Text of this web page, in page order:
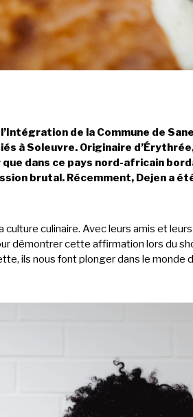
de la Commune de
à Soleuvre. Originaire
dans ce pays nord-africain
brutal. Récemment, Dejen a
culinaire. Avec leurs amis et
démontrer cette affirmation lors du
ils nous font plonger dans le